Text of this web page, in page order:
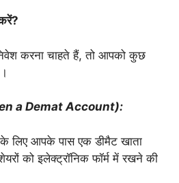
करना चाहते हैं, तो आपको कुछ
a Demat Account):
लिए आपके पास एक डीमैट खाता
को इलेक्ट्रॉनिक फॉर्म में रखने की